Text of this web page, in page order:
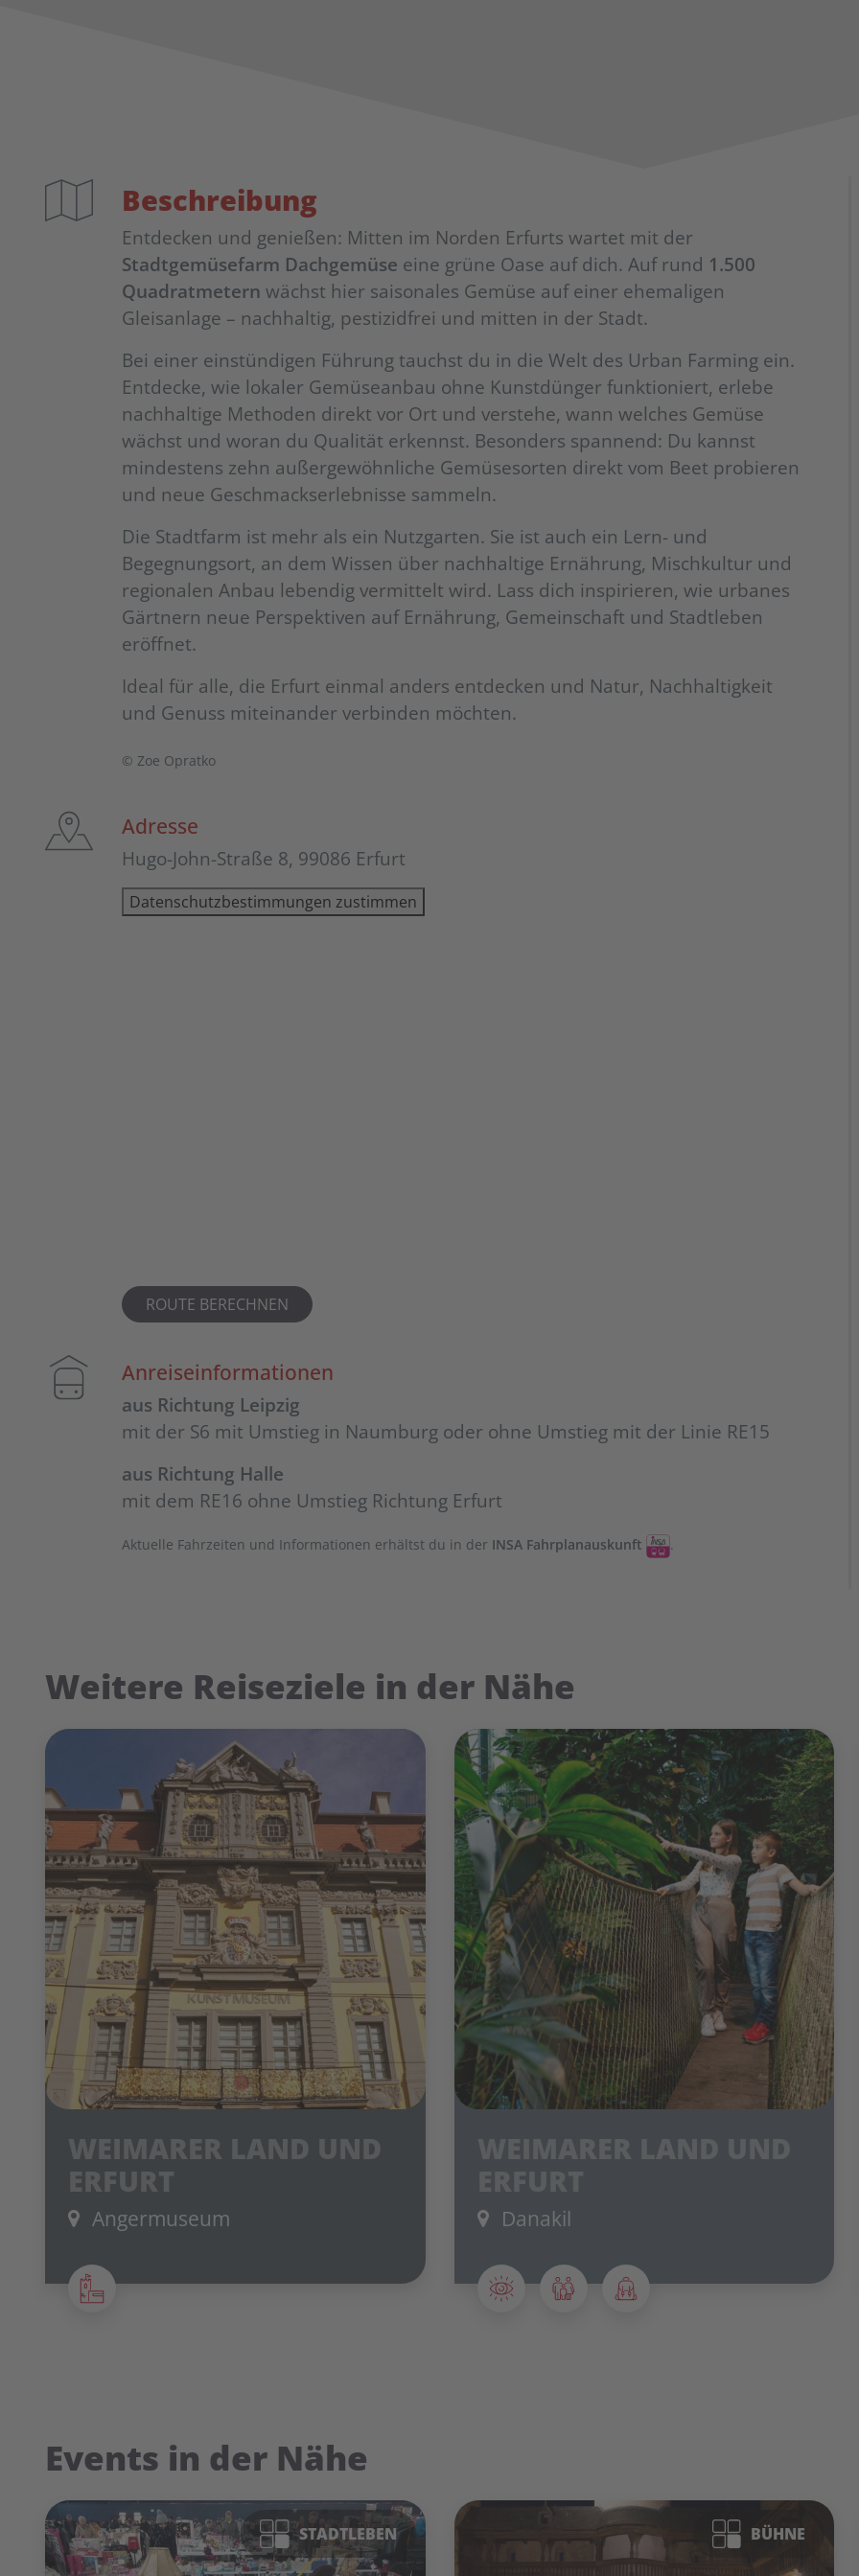
Beschreibung
Entdecken und genießen: Mitten im Norden Erfurts wartet mit der
Stadtgemüsefarm Dachgemüse eine grüne Oase auf dich. Auf rund 1.500
Quadratmetern wächst hier saisonales Gemüse auf einer ehemaligen
Gleisanlage – nachhaltig, pestizidfrei und mitten in der Stadt.
Bei einer einstündigen Führung tauchst du in die Welt des Urban Farming ein.
Entdecke, wie lokaler Gemüseanbau ohne Kunstdünger funktioniert, erlebe
nachhaltige Methoden direkt vor Ort und verstehe, wann welches Gemüse
wächst und woran du Qualität erkennst. Besonders spannend: Du kannst
mindestens zehn außergewöhnliche Gemüsesorten direkt vom Beet probieren
und neue Geschmackserlebnisse sammeln.
Die Stadtfarm ist mehr als ein Nutzgarten. Sie ist auch ein Lern- und
Begegnungsort, an dem Wissen über nachhaltige Ernährung, Mischkultur und
regionalen Anbau lebendig vermittelt wird. Lass dich inspirieren, wie urbanes
Gärtnern neue Perspektiven auf Ernährung, Gemeinschaft und Stadtleben
eröffnet.
Ideal für alle, die Erfurt einmal anders entdecken und Natur, Nachhaltigkeit
und Genuss miteinander verbinden möchten.
© Zoe Opratko
Adresse
Hugo-John-Straße 8, 99086 Erfurt
Datenschutzbestimmungen zustimmen
ROUTE BERECHNEN
Anreiseinformationen
aus Richtung Leipzig
mit der S6 mit Umstieg in Naumburg oder ohne Umstieg mit der Linie RE15
aus Richtung Halle
mit dem RE16 ohne Umstieg Richtung Erfurt
Aktuelle Fahrzeiten und Informationen erhältst du in der INSA Fahrplanauskunft .
Weitere Reiseziele in der Nähe
WEIMARER LAND UND
ERFURT
Angermuseum Danakil
Events in der Nähe
STADTLEBEN BÜHNE